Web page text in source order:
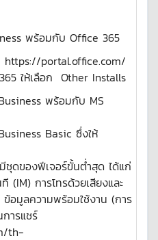
พร้อมกับ Office 365
https://portal.office.com/
ให้เลือก Other Installs
พร้อมกับ MS
Basic ซึ่งให้
ของฟีเจอร์ขั้นต่ำสุด ได้แก่
(IM) การโทรด้วยเสียงและ
อมูลความพร้อมใช้งาน (การ
ารแชร์
th-